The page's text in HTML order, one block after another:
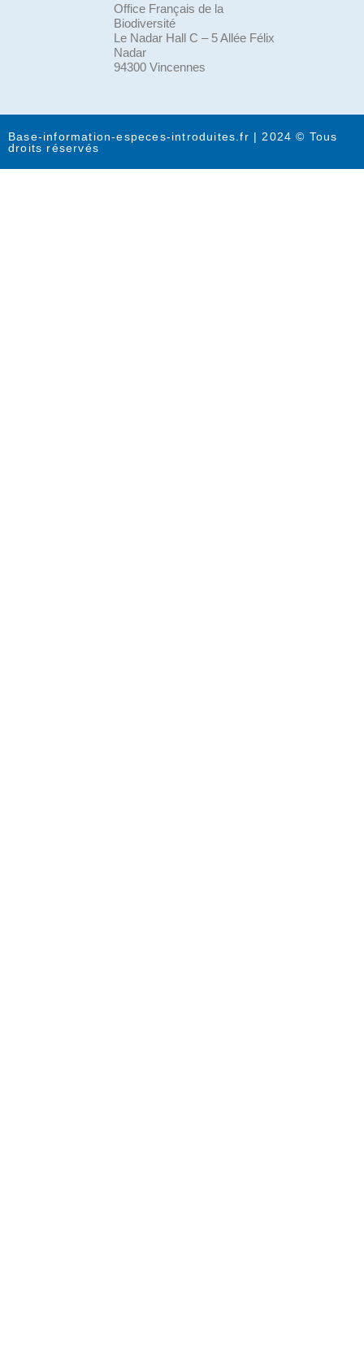
Office Français de la
Biodiversité
Le Nadar Hall C – 5 Allée Félix
Nadar
94300 Vincennes
Base-information-especes-introduites.fr | 2024 © Tous
droits réservés